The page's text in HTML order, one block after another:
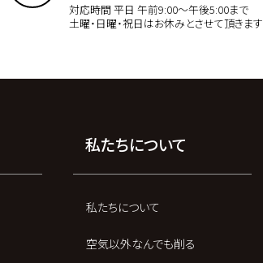
対応時間 平日 午前9:00〜午後5:00まで
土曜・日曜・祝日はお休みとさせて頂きます
私たちについて
私たちについて
空気以外なんでも削る